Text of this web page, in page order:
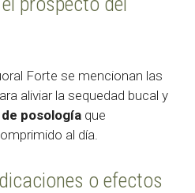
Forte se mencionan las
aliviar la sequedad bucal y
posología que
al día.
o efectos